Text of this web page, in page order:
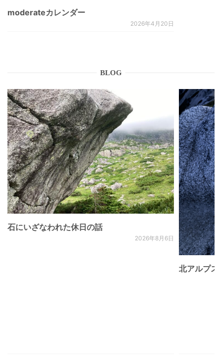
moderateカレンダー
2026年4月20日
BLOG
石にいざなわれた休日の話
2026年8月6日
北アルプ